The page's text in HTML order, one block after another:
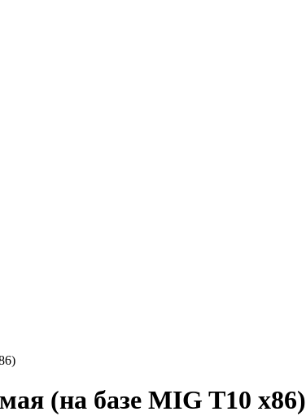
(на базе MIG T10 x86)